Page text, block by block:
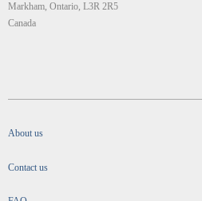
Markham, Ontario, L3R 2R5
Canada
About us
Contact us